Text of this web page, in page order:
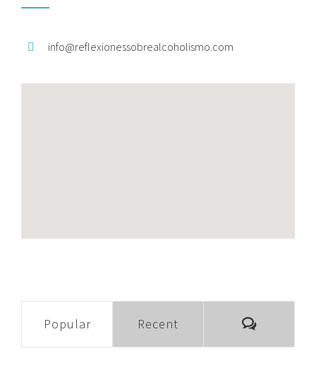
info@reflexionessobrealcoholismo.com
Popular Recent